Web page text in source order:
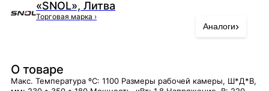
«SNOL», Литва
Торговая марка ›
Аналоги›
О товаре
Макс. Температура ºC: 1100 Размеры рабочей камеры, Ш*Д*В,